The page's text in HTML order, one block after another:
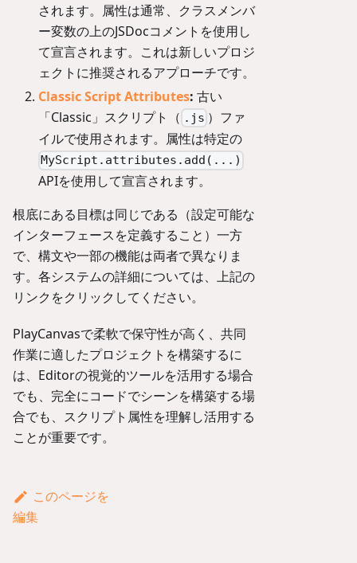
されます。属性は通常、クラスメンバ
ー変数の上のJSDocコメントを使用し
て宣言されます。これは新しいプロジ
ェクトに推奨されるアプローチです。
Classic Script Attributes: 古い
「Classic」スクリプト（ .js ）ファ
イルで使用されます。属性は特定の
MyScript.attributes.add(...)
APIを使用して宣言されます。
根底にある目標は同じである（設定可能な
インターフェースを定義すること）一方
で、構文や一部の機能は両者で異なりま
す。各システムの詳細については、上記の
リンクをクリックしてください。
PlayCanvasで柔軟で保守性が高く、共同
作業に適したプロジェクトを構築するに
は、Editorの視覚的ツールを活用する場合
でも、完全にコードでシーンを構築する場
合でも、スクリプト属性を理解し活用する
ことが重要です。
このページを
編集